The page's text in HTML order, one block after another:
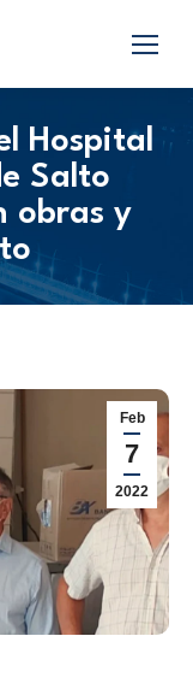
Hospital
Salto
obras y
Feb
7
2022